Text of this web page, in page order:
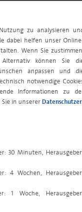
zu analysieren
dabei helfen unser
Wenn Sie
können Sie
anpassen und
notwendige
Informationen zu
in unserer
30 Minuten,
4 Wochen,
1 Woche,
Anteilklasse, High
Watermark
25.000,00 EUR
0,00 EUR
tägige
Rückgabefrist)